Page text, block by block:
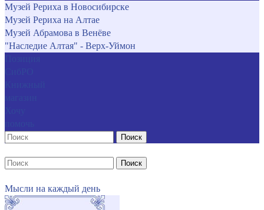
Музей Рериха в Новосибирске
Музей Рериха на Алтае
Музей Абрамова в Венёве
"Наследие Алтая" - Верх-Уймон
Поиск
Поиск
Мысли на каждый день